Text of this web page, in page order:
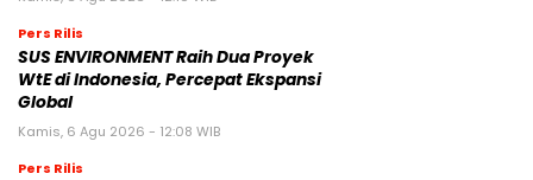
Pers Rilis
SUS ENVIRONMENT Raih Dua Proyek
WtE di Indonesia, Percepat Ekspansi
Global
Kamis, 6 Agu 2026 - 12:08 WIB
Pers Rilis